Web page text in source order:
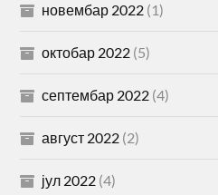
новембар 2022 (1)
октобар 2022 (5)
септембар 2022 (4)
август 2022 (2)
јул 2022 (4)